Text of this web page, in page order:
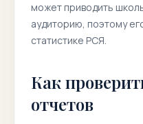
может приводить
аудиторию, поэтому
статистике РСЯ.
Как
отчетов